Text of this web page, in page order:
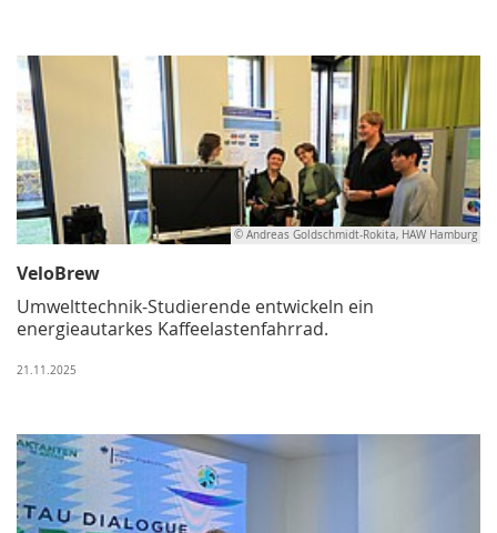
© Andreas Goldschmidt-Rokita, HAW Hamburg
VeloBrew
Umwelttechnik-Studierende entwickeln ein
energieautarkes Kaffeelastenfahrrad.
21.11.2025